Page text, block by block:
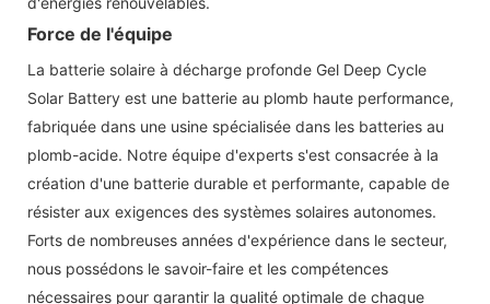
Force de l'équipe
La batterie solaire à décharge profonde Gel Deep Cycle
Solar Battery est une batterie au plomb haute performance,
fabriquée dans une usine spécialisée dans les batteries au
plomb-acide. Notre équipe d'experts s'est consacrée à la
création d'une batterie durable et performante, capable de
résister aux exigences des systèmes solaires autonomes.
Forts de nombreuses années d'expérience dans le secteur,
nous possédons le savoir-faire et les compétences
nécessaires pour garantir la qualité optimale de chaque